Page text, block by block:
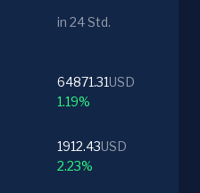
in 24 Std.
64871.31USD
1.19%
1912.43USD
2.23%